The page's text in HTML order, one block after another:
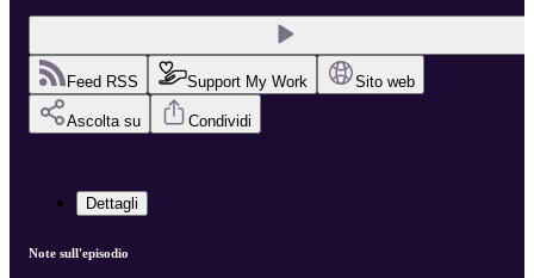
Feed RSS Support My Work Sito web
Ascolta su Condividi
Dettagli
Note sull'episodio